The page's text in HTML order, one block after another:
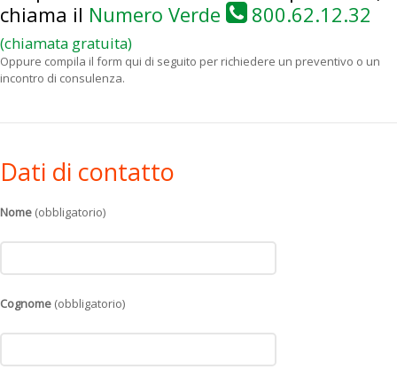
chiama il Numero Verde 800.62.12.32
(chiamata gratuita)
Oppure compila il form qui di seguito per richiedere un preventivo o un
incontro di consulenza.
Dati di contatto
Nome (obbligatorio)
Cognome (obbligatorio)